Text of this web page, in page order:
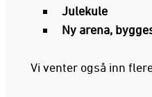
Julekule
Ny arena,
Vi venter også inn